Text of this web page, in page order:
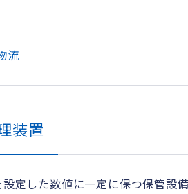
流
装置
定した数値に一定に保つ保管設備